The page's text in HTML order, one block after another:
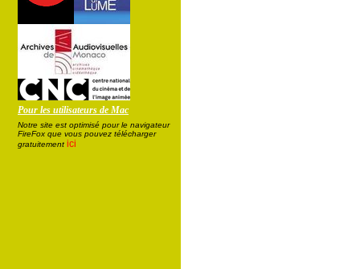
Pour les utilisateurs de Mac
Notre site est optimisé pour le navigateur
FireFox que vous pouvez télécharger
gratuitement ici